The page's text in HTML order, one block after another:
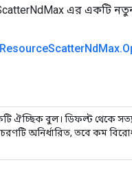
এর একটি
ResourceScatterNdMax.
ঐচ্ছিক বুল। ডিফল্ট থেকে
অনির্ধারিত, তবে কম